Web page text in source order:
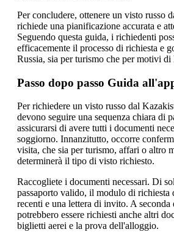
Per concludere, ottenere un visto russo
richiede una pianificazione accurata e
Seguendo questa guida, i richiedenti
efficacemente il processo di richiesta e
Russia, sia per turismo che per motivi di
Passo dopo passo Guida
Per richiedere un visto russo dal
devono seguire una sequenza chiara di
assicurarsi di avere tutti i documenti
soggiorno. Innanzitutto, occorre
visita, che sia per turismo, affari o altro
determinerà il tipo di visto richiesto.
Raccogliete i documenti necessari. Di
passaporto valido, il modulo di richiesta
recenti e una lettera di invito. A seconda
potrebbero essere richiesti anche altri
biglietti aerei e la prova dell'alloggio.